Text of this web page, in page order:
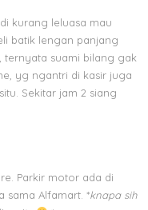
kurang leluasa mau
batik lengan panjang
ternyata suami bilang gak
yg ngantri di kasir juga
Sekitar jam 2 siang
Parkir motor ada di
sama Alfamart. *knapa sih